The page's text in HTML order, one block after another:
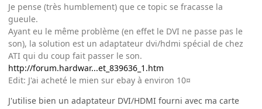
Je pense (très humblement) que ce topic se fracasse la
gueule.
Ayant eu le même problème (en effet le DVI ne passe pas le
son), la solution est un adaptateur dvi/hdmi spécial de chez
ATI qui du coup fait passer le son.
http://forum.hardwar...et_839636_1.htm
Edit: J'ai acheté le mien sur ebay à environ 10¤
J'utilise bien un adaptateur DVI/HDMI fourni avec ma carte